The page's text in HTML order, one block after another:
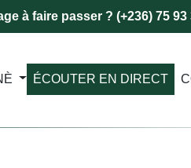
à faire passer ? (+236) 75 93
ÉCOUTER EN DIRECT